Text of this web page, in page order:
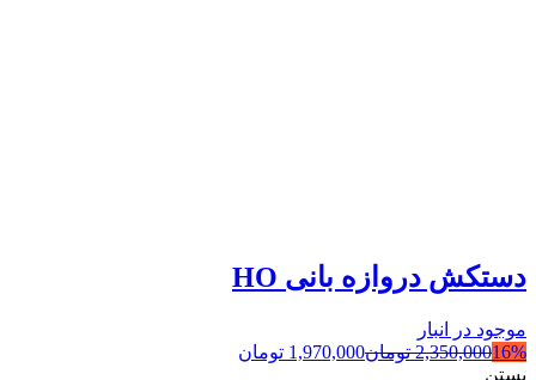
دستکش دروازه بانی HO
موجود در انبار
16%
2,350,000 تومان1,970,000 تومان
بستن